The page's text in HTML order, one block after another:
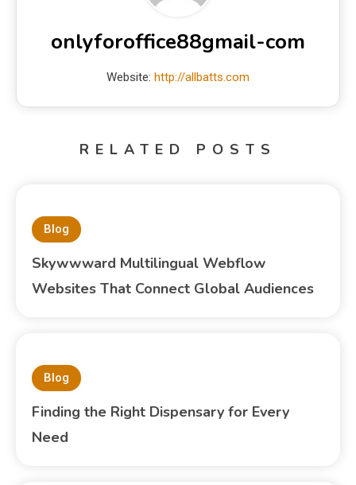
onlyforoffice88gmail-com
Website: http://allbatts.com
RELATED POSTS
Blog
Skywwward Multilingual Webflow
Websites That Connect Global Audiences
Blog
Finding the Right Dispensary for Every
Need